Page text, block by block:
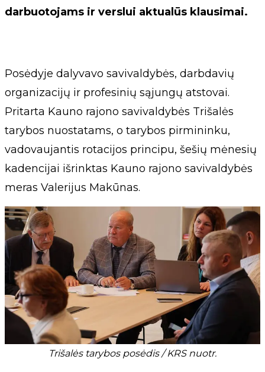
darbuotojams ir verslui aktualūs klausimai.
Posėdyje dalyvavo savivaldybės, darbdavių
organizacijų ir profesinių sąjungų atstovai.
Pritarta Kauno rajono savivaldybės Trišalės
tarybos nuostatams, o tarybos pirmininku,
vadovaujantis rotacijos principu, šešių mėnesių
kadencijai išrinktas Kauno rajono savivaldybės
meras Valerijus Makūnas.
Trišalės tarybos posėdis / KRS nuotr.